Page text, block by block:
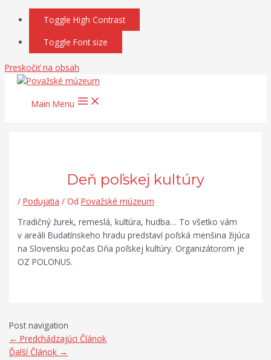
Toggle High Contrast
Toggle Font size
Preskočiť na obsah
Main Menu
Deň poľskej kultúry
/Podujatia / Od Považské múzeum
Tradičný žurek, remeslá, kultúra, hudba… To všetko vám
v areáli Budatínskeho hradu predstaví poľská menšina žijúca
na Slovensku počas Dňa poľskej kultúry. Organizátorom je
OZ POLONUS.
Post navigation
← Predchádzajúci Článok
Ďalší Článok →